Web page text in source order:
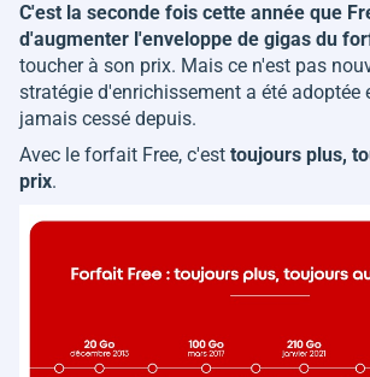
C'est la seconde fois cette année que
d'augmenter l'enveloppe de gigas du
toucher à son prix. Mais ce n'est pas
stratégie d'enrichissement a été adoptée
jamais cessé depuis.
Avec le forfait Free, c'est toujours plus,
prix.